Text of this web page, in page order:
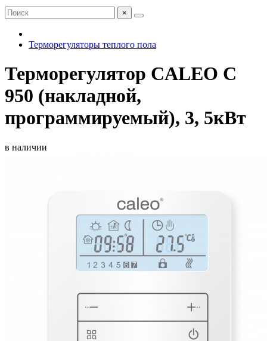
×
Терморегуляторы теплого пола
Терморегулятор CALEO C
950 (накладной,
программируемый), 3, 5кВт
в наличии